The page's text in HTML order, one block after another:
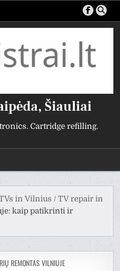
Šiauliai
Cartridge refilling.
in Vilnius / TV repair in
kaip patikrinti ir
REMONTAS VILNIUJE